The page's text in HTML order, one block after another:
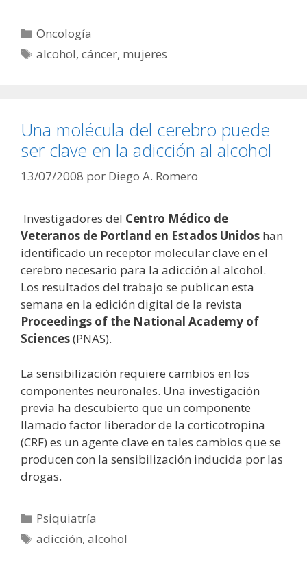
Categorías
Oncología
Etiquetas
alcohol,cáncer, mujeres
Una molécula del cerebro puede
ser clave en la adicción al alcohol
13/07/2008 por Diego A. Romero
Investigadores del Centro Médico de
Veteranos de Portland en Estados Unidos han
identificado un receptor molecular clave en el
cerebro necesario para la adicción al alcohol.
Los resultados del trabajo se publican esta
semana en la edición digital de la revista
Proceedings of the National Academy of
Sciences(PNAS).
La sensibilización requiere cambios en los
componentes neuronales. Una investigación
previa ha descubierto que un componente
llamado factor liberador de la corticotropina
(CRF) es un agente clave en tales cambios que se
producen con la sensibilización inducida por las
drogas.
Categorías
Psiquiatría
Etiquetas
adicción,alcohol